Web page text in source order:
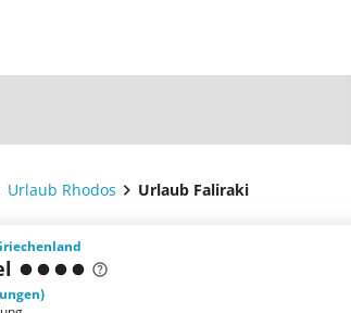
Urlaub Rhodos Urlaub Faliraki